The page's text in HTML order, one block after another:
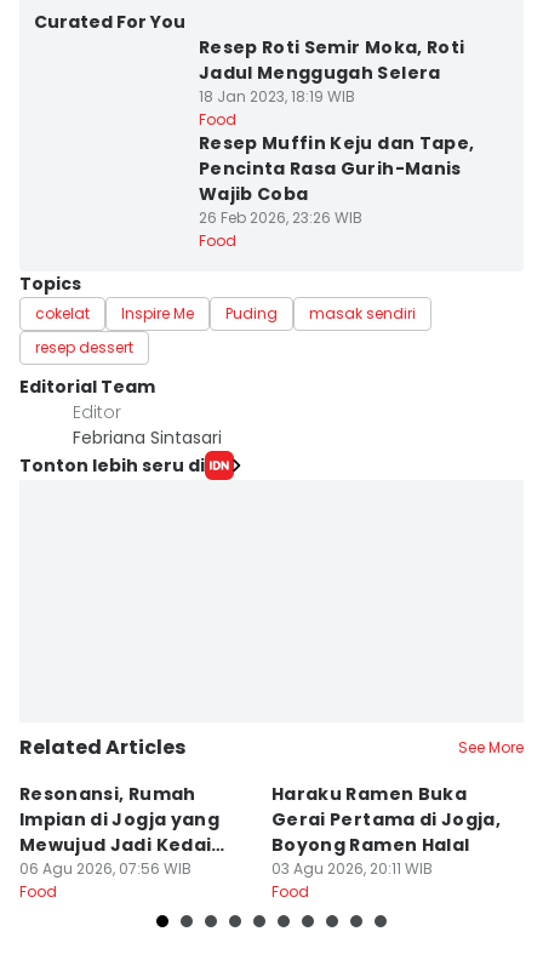
Curated For You
Resep Roti Semir Moka, Roti
Jadul Menggugah Selera
18 Jan 2023, 18:19 WIB
Food
Resep Muffin Keju dan Tape,
Pencinta Rasa Gurih-Manis
Wajib Coba
26 Feb 2026, 23:26 WIB
Food
Topics
cokelat Inspire Me Puding
masak sendiri
resep dessert
Editorial Team
Editor
Febriana Sintasari
Tonton lebih seru di
Related Articles See More
Resonansi, Rumah
Impian di Jogja yang
Mewujud Jadi Kedai
Ramen dan Burger
06 Agu 2026, 07:56 WIB
Food
Haraku Ramen Buka
Gerai Pertama di Jogja,
Boyong Ramen Halal
03 Agu 2026, 20:11 WIB
Food